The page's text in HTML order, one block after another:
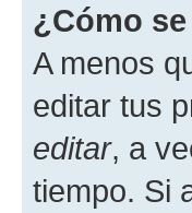
¿Cómo
A menos
editar tus
editar, a
tiempo. Si